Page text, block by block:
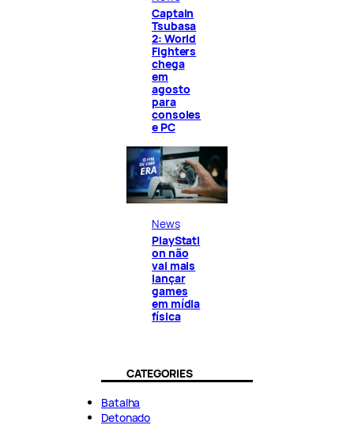
Captain
Tsubasa
2: World
Fighters
chega
em
agosto
para
consoles
e PC
News
PlayStati
on não
vai mais
lançar
games
em mídia
física
CATEGORIES
Batalha
Detonado